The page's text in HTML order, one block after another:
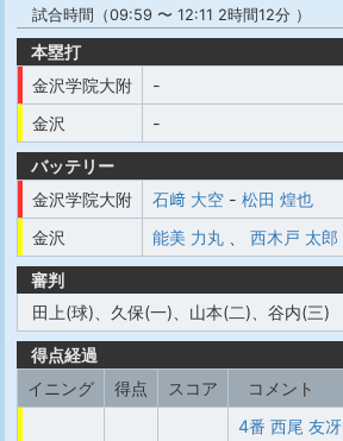
試合時間（09:59 〜 12:11 2時間12分 ）
本塁打
金沢学院大附
-
金沢
-
バッテリー
金沢学院大附
石﨑 大空 - 松田 煌也
金沢
能美 力丸 西木戸 太郎
審判
田上(球)、久保(一)、山本(二)、谷内(三)
得点経過
イニング
得点 スコア コメント
4番 西尾 友冴